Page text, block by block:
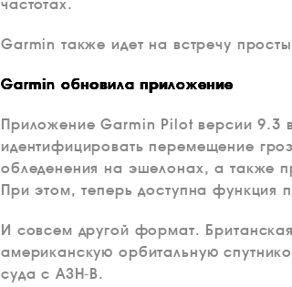
частотах.
Garmin также идет на встречу
Garmin обновила приложение
Приложение Garmin Pilot версии 9.3
идентифицировать перемещение
обледенения на эшелонах, а также
При этом, теперь доступна функция
И совсем другой формат.
американскую орбитальную
суда с АЗН-В.